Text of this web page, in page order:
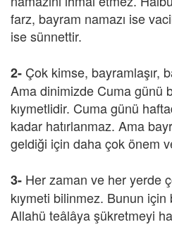
farz, bayram namazı ise
ise sünnettir.
2- Çok kimse, bayramlaşır,
Ama dinimizde Cuma günü
kıymetlidir. Cuma günü
kadar hatırlanmaz. Ama
geldiği için daha çok önem
3- Her zaman ve her yerde
kıymeti bilinmez. Bunun
Allahü teâlâya şükretmeyi